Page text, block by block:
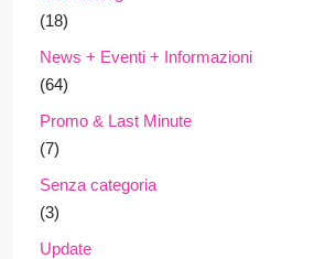
(18)
News + Eventi + Informazioni
(64)
Promo & Last Minute
(7)
Senza categoria
(3)
Update